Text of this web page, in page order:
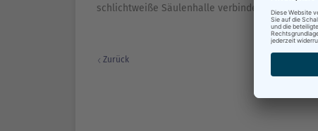
schlichtweiße Säulenhalle verbindet den
Zurück